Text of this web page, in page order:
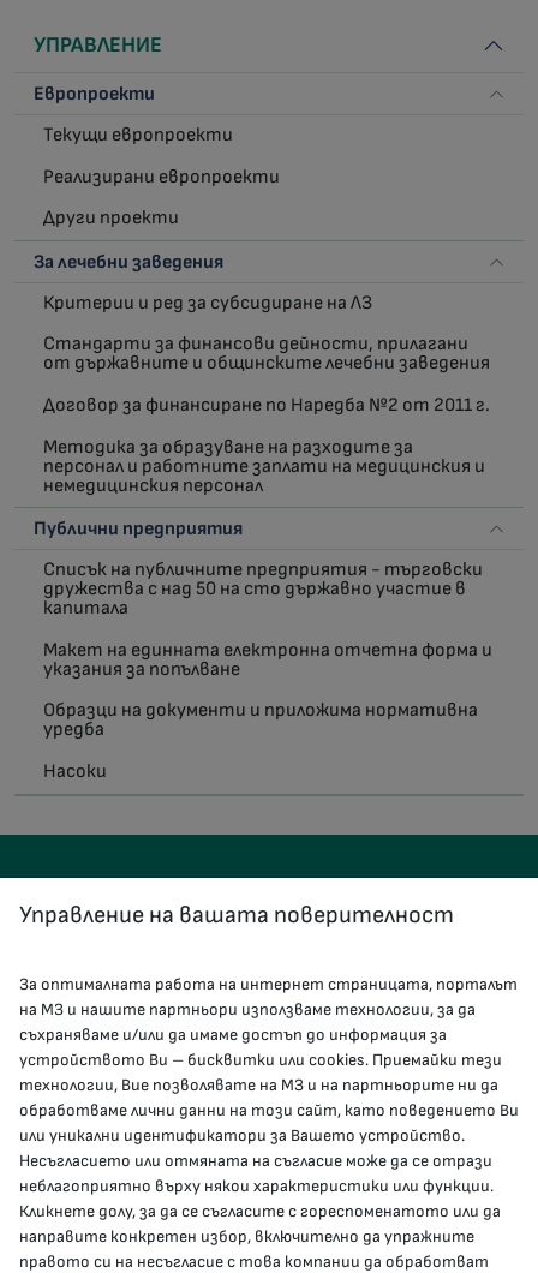
УПРАВЛЕНИЕ
Европроекти
Текущи европроекти
Реализирани европроекти
Други проекти
За лечебни заведения
Критерии и ред за субсидиране на ЛЗ
Стандарти за финансови дейности, прилагани
от държавните и общинските лечебни заведения
Договор за финансиране по Наредба №2 от 2011 г.
Методика за образуване на разходите за
персонал и работните заплати на медицинския и
немедицинския персонал
Публични предприятия
Списък на публичните предприятия - търговски
дружества с над 50 на сто държавно участие в
капитала
Макет на единната електронна отчетна форма и
указания за попълване
Образци на документи и приложима нормативна
уредба
Насоки
КОНТАКТИ
гр.София, 1000, пл. „Света Неделя“ №5
delovodstvo@mh.government.bg
presscenter@mh.government.bg
МЗ В СОЦИАЛНИТЕ МРЕЖИ
Управление на вашата поверителност
За оптималната работа на интернет страницата, порталът
на МЗ и нашите партньори използваме технологии, за да
съхраняваме и/или да имаме достъп до информация за
устройството Ви – бисквитки или cookies. Приемайки тези
технологии, Вие позволявате на МЗ и на партньорите ни да
обработваме лични данни на този сайт, като поведението Ви
или уникални идентификатори за Вашето устройство.
Несъгласието или отмяната на съгласие може да се отрази
неблагоприятно върху някои характеристики или функции.
Кликнете долу, за да се съгласите с гореспоменатото или да
направите конкретен избор, включително да упражните
правото си на несъгласие с това компании да обработват